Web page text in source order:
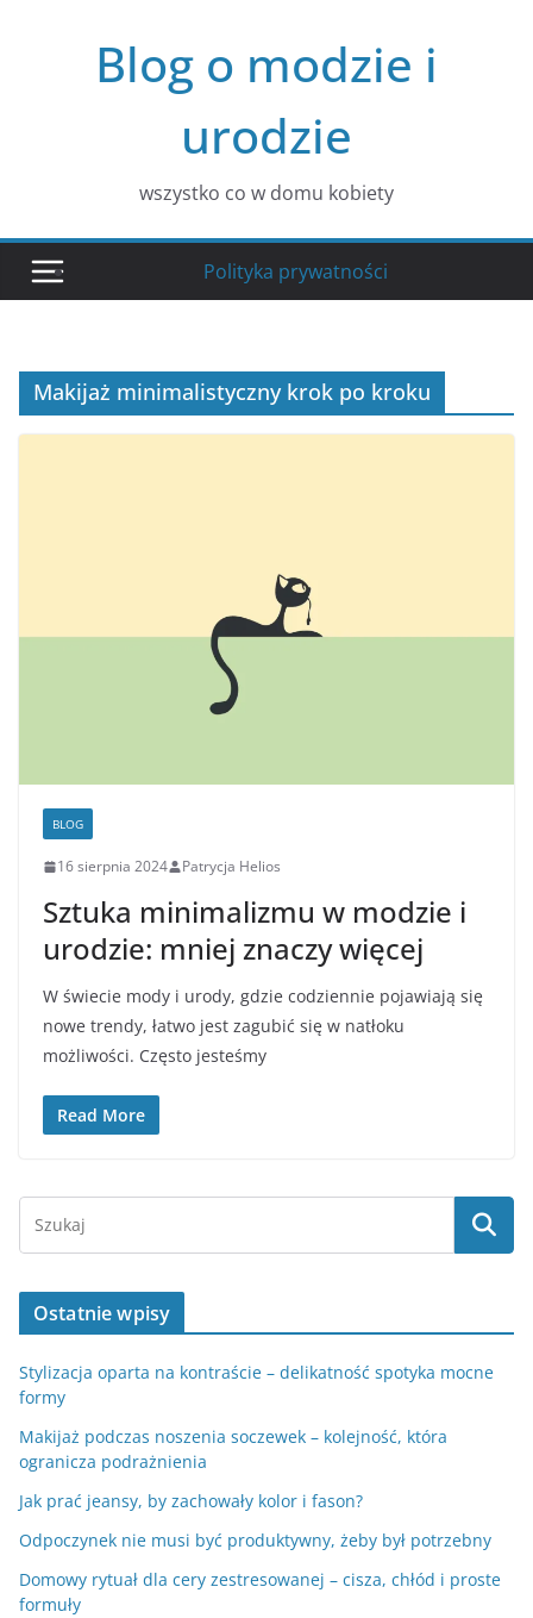
Blog o modzie i
urodzie
wszystko co w domu kobiety
Polityka prywatności
Makijaż minimalistyczny krok po kroku
BLOG
16 sierpnia 2024 Patrycja Helios
Sztuka minimalizmu w modzie i
urodzie: mniej znaczy więcej
W świecie mody i urody, gdzie codziennie pojawiają się
nowe trendy, łatwo jest zagubić się w natłoku
możliwości. Często jesteśmy
Read More
Ostatnie wpisy
Stylizacja oparta na kontraście – delikatność spotyka mocne
formy
Makijaż podczas noszenia soczewek – kolejność, która
ogranicza podrażnienia
Jak prać jeansy, by zachowały kolor i fason?
Odpoczynek nie musi być produktywny, żeby był potrzebny
Domowy rytuał dla cery zestresowanej – cisza, chłód i proste
formuły